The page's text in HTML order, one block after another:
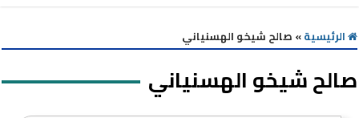
الرئيسية» صالح شيخو الهسنياني
صالح شيخو الهسنياني